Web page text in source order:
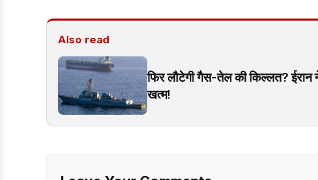
Also read
फिर लौटेगी गैस-तेल की किल्लत? ईरान
खत्म!